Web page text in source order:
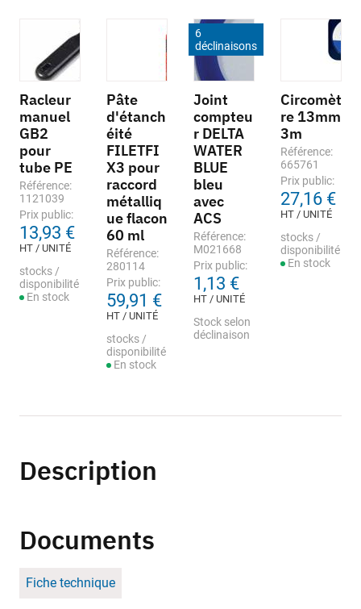
Racleur
manuel
GB2
pour
tube PE
Référence:
1121039
Prix public:
13,93 €
HT / UNITÉ
stocks /
disponibilité
En stock
Pâte
d'étanch
éité
FILETFI
X3 pour
raccord
métalliq
ue flacon
60 ml
Référence:
280114
Prix public:
59,91 €
HT / UNITÉ
stocks /
disponibilité
En stock
6
déclinaisons
Joint
compteu
r DELTA
WATER
BLUE
bleu
avec
ACS
Référence:
M021668
Prix public:
1,13 €
HT / UNITÉ
Stock selon
déclinaison
Circomèt
re 13mm
3m
Référence:
665761
Prix public:
27,16 €
HT / UNITÉ
stocks /
disponibilité
En stock
Description
Documents
Fiche technique